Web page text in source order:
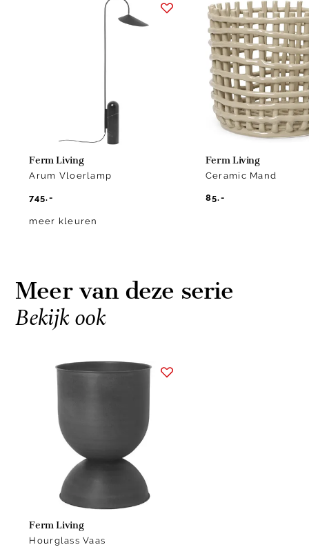
Ferm Living
Arum Vloerlamp
745.-
meer kleuren
Ferm Living
Ceramic Mand
85.-
Meer van deze serie
Bekijk ook
Ferm Living
Hourglass Vaas